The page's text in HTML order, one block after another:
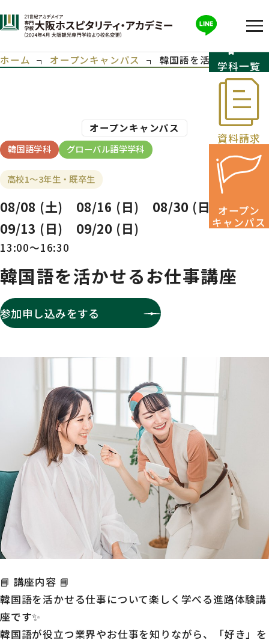
学科一覧
資料請求
オープン
キャンパス
ホーム オープンキャンパス 韓国語を活かせるお仕
オープンキャンパス
韓国語学科 グローバル語学学科
高校1～3年生・既卒生
08/08 (土) 08/16 (日) 08/30 (日)
09/13 (日) 09/20 (日)
13:00～16:30
参加申し込みをする
韓国語を活かせるお仕事講座
📘 講座内容 📘
韓国語を活かせる仕事について楽しく学べる進路体験講
座です✨
韓国語が役立つ業界やお仕事を知りながら、「好き」を